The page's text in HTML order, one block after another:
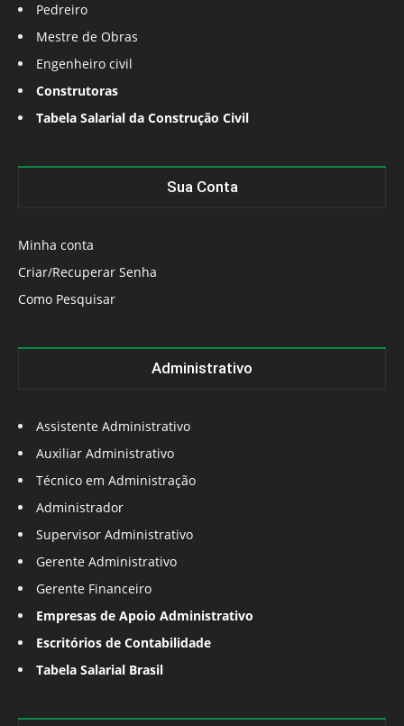
Pedreiro
Mestre de Obras
Engenheiro civil
Construtoras
Tabela Salarial da Construção Civil
Sua Conta
Minha conta
Criar/Recuperar Senha
Como Pesquisar
Administrativo
Assistente Administrativo
Auxiliar Administrativo
Técnico em Administração
Administrador
Supervisor Administrativo
Gerente Administrativo
Gerente Financeiro
Empresas de Apoio Administrativo
Escritórios de Contabilidade
Tabela Salarial Brasil